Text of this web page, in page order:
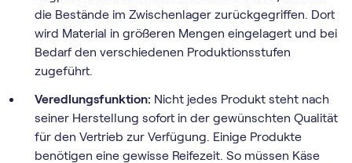
die Bestände im Zwischenlager zurückgegriffen. Dort
wird Material in größeren Mengen eingelagert und bei
Bedarf den verschiedenen Produktionsstufen
zugeführt.
Veredlungsfunktion: Nicht jedes Produkt steht nach
seiner Herstellung sofort in der gewünschten Qualität
für den Vertrieb zur Verfügung. Einige Produkte
benötigen eine gewisse Reifezeit. So müssen Käse